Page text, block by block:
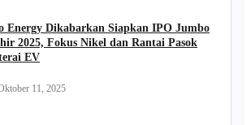
Energy Dikabarkan Siapkan IPO Jumbo
2025, Fokus Nikel dan Rantai Pasok
EV
11, 2025